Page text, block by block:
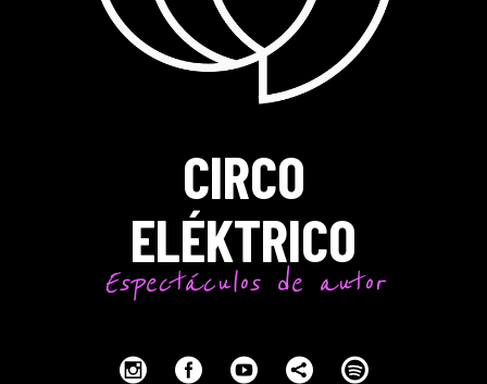
CIRCO
ELÉKTRICO
Espectáculos de autor